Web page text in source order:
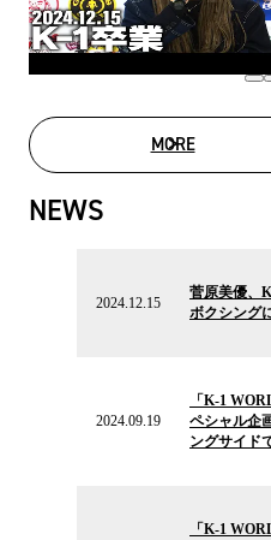
MOREMOVIE LIST
NEWS
2024.12.15
菅原美優、
ボクシング
2024.09.19
「K-1
ペシャル企
ングサイド
「K-1